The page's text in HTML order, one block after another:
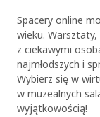
Spacery online
wieku.
z ciekawymi
najmłodszych i
Wybierz się w
w muzealnych
wyjątkowością!